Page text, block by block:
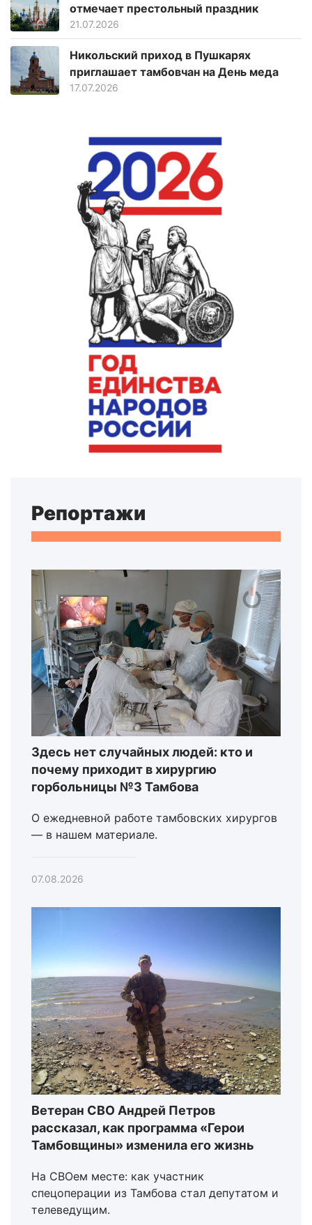
отмечает престольный праздник
21.07.2026
Никольский приход в Пушкарях
приглашает тамбовчан на День меда
17.07.2026
Репортажи
Здесь нет случайных людей: кто и
почему приходит в хирургию
горбольницы №3 Тамбова
О ежедневной работе тамбовских хирургов
— в нашем материале.
07.08.2026
Ветеран СВО Андрей Петров
рассказал, как программа «Герои
Тамбовщины» изменила его жизнь
На СВОем месте: как участник
спецоперации из Тамбова стал депутатом и
телеведущим.